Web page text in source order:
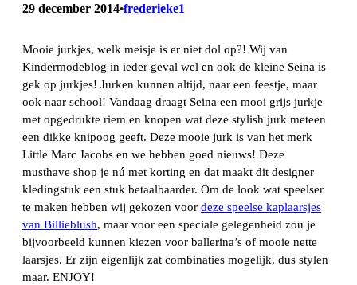
29 december 2014•frederieke1
Mooie jurkjes, welk meisje is er niet dol op?! Wij van
Kindermodeblog in ieder geval wel en ook de kleine Seina is
gek op jurkjes! Jurken kunnen altijd, naar een feestje, maar
ook naar school! Vandaag draagt Seina een mooi grijs jurkje
met opgedrukte riem en knopen wat deze stylish jurk meteen
een dikke knipoog geeft. Deze mooie jurk is van het merk
Little Marc Jacobs en we hebben goed nieuws! Deze
musthave shop je nú met korting en dat maakt dit designer
kledingstuk een stuk betaalbaarder. Om de look wat speelser
te maken hebben wij gekozen voor deze speelse kaplaarsjes
van Billieblush, maar voor een speciale gelegenheid zou je
bijvoorbeeld kunnen kiezen voor ballerina’s of mooie nette
laarsjes. Er zijn eigenlijk zat combinaties mogelijk, dus stylen
maar. ENJOY!